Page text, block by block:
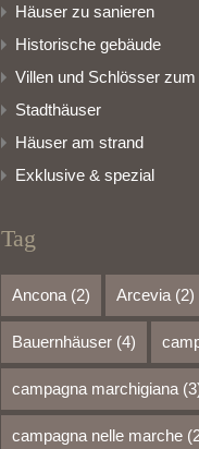
Häuser zu sanieren
Historische gebäude
Villen und Schlösser zum
Stadthäuser
Häuser am strand
Exklusive & spezial
Tag
Ancona(2) Arcevia(2)
Bauernhäuser(4)
campagna marchigiana
campagna nelle marche